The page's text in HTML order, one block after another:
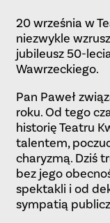
20 września w
niezwykle
jubileusz 50-
Wawrzeckiego.
Pan Paweł
roku. Od tego
historię Teatru
talentem,
charyzmą. Dziś
bez jego
spektakli i od
sympatią